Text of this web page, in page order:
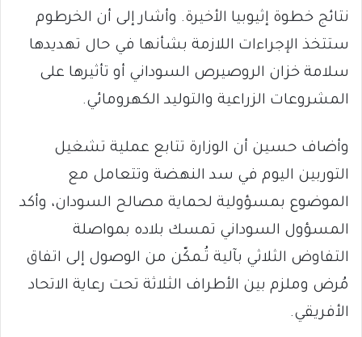
نتائج خطوة إثيوبيا الأخيرة. وأشار إلى أن الخرطوم
ستتخذ الإجراءات اللازمة بشأنها في حال تهديدها
سلامة خزان الروصيرص السوداني أو تأثيرها على
المشروعات الزراعية والتوليد الكهرومائي.
وأضاف حسين أن الوزارة تتابع عملية تشغيل
التوربين اليوم في سد النهضة وتتعامل مع
الموضوع بمسؤولية لحماية مصالح السودان، وأكد
المسؤول السوداني تمسك بلاده بمواصلة
التفاوض الثلاثي بآلية تُـمكّن من الوصول إلى اتفاق
مُرض وملزم بين الأطراف الثلاثة تحت رعاية الاتحاد
الأفريقي.